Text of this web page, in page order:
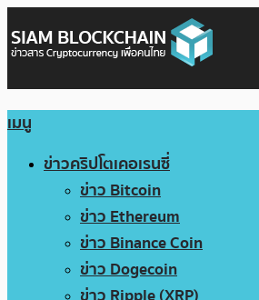
เมนู
ข่าวคริปโตเคอเรนซี่
ข่าว Bitcoin
ข่าว Ethereum
ข่าว Binance Coin
ข่าว Dogecoin